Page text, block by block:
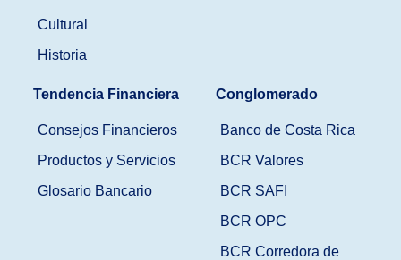
Cultural
Historia
Tendencia Financiera
Consejos Financieros
Productos y Servicios
Glosario Bancario
Conglomerado
Banco de Costa Rica
BCR Valores
BCR SAFI
BCR OPC
BCR Corredora de